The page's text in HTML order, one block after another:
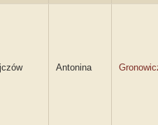
Antonina